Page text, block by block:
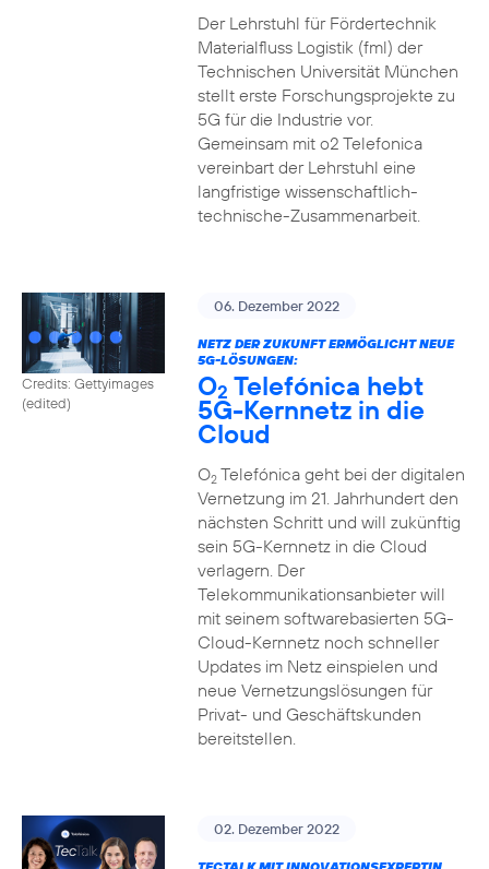
Der Lehrstuhl für Fördertechnik
Materialfluss Logistik (fml) der
Technischen Universität München
stellt erste Forschungsprojekte zu
5G für die Industrie vor.
Gemeinsam mit o2 Telefonica
vereinbart der Lehrstuhl eine
langfristige wissenschaftlich-
technische-Zusammenarbeit.
Credits: Gettyimages
(edited)
06. Dezember 2022
NETZ DER ZUKUNFT ERMÖGLICHT NEUE
5G-LÖSUNGEN:
O2 Telefónica hebt
5G-Kernnetz in die
Cloud
O2Telefónica geht bei der digitalen
Vernetzung im 21. Jahrhundert den
nächsten Schritt und will zukünftig
sein 5G-Kernnetz in die Cloud
verlagern. Der
Telekommunikationsanbieter will
mit seinem softwarebasierten 5G-
Cloud-Kernnetz noch schneller
Updates im Netz einspielen und
neue Vernetzungslösungen für
Privat- und Geschäftskunden
bereitstellen.
02. Dezember 2022